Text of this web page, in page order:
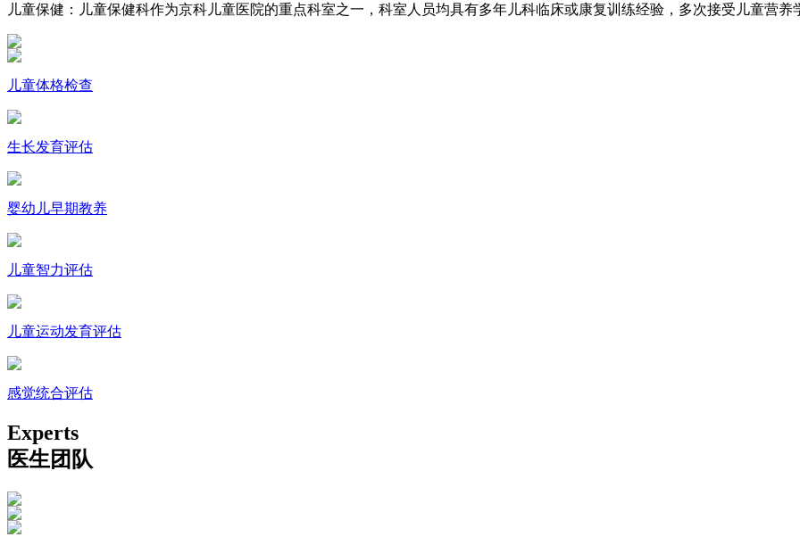
儿童保健： 儿童保健科作为京科儿童医院的重点科室之一，科室人员均具有多年儿科临床或康复训练经验，多次接受儿童营
儿童体格检查
生长发育评估
婴幼儿早期教养
儿童智力评估
儿童运动发育评估
感觉统合评估
Experts
医生团队